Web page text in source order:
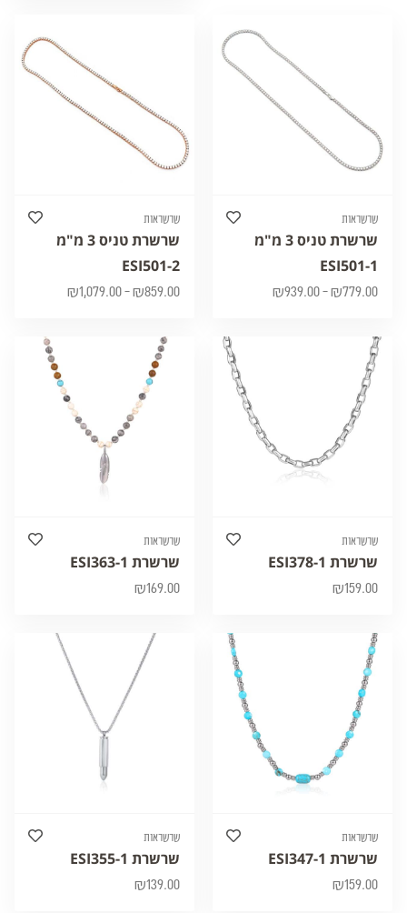
שרשראות
שרשרת טניס 3 מ"מ
ESI501-1
₪779.00
–
₪939.00
שרשראות
שרשרת טניס 3 מ"מ
ESI501-2
₪859.00
–
₪1,079.00
שרשראות
שרשרת ESI378-1
₪159.00
שרשראות
שרשרת ESI363-1
₪169.00
שרשראות
שרשרת ESI347-1
₪159.00
שרשראות
שרשרת ESI355-1
₪139.00